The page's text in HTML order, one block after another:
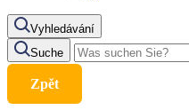
Vyhledávání
Suche
Zpět